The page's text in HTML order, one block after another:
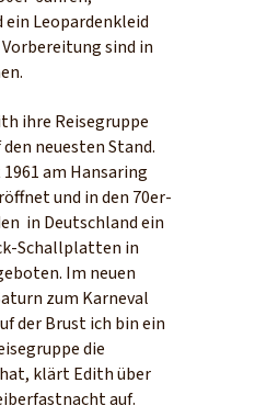
ein Leopardenkleid
sind in
ihre Reisegruppe
neuesten Stand.
am Hansaring
und in den 70er-
in Deutschland ein
Schallplatten in
Im neuen
zum Karneval
der Brust ich bin ein
die
klärt Edith über
auf.